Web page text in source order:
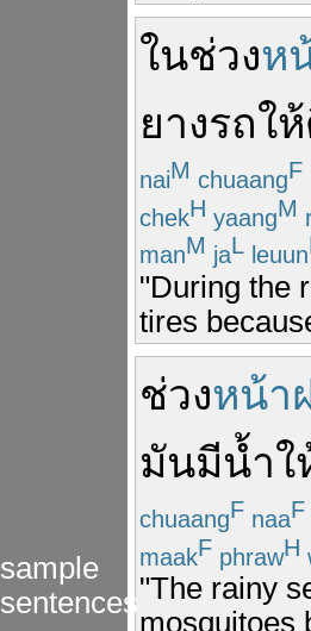
sample
sentences
ในช่วงห
ยางรถให้
naiM chuaangF
chekH yaangM
manM jaL leuun
"During the
tires
ช่วงหน้า
มันมีน้ำใ
chuaangF naaF
maakF phrawH
"The rainy
mosquitoes